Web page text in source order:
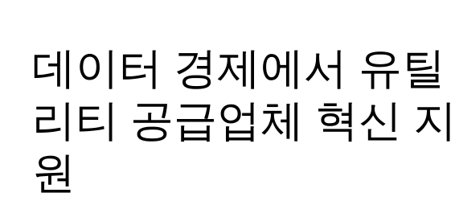
데이터 경제에서 유틸
리티 공급업체 혁신 지
원